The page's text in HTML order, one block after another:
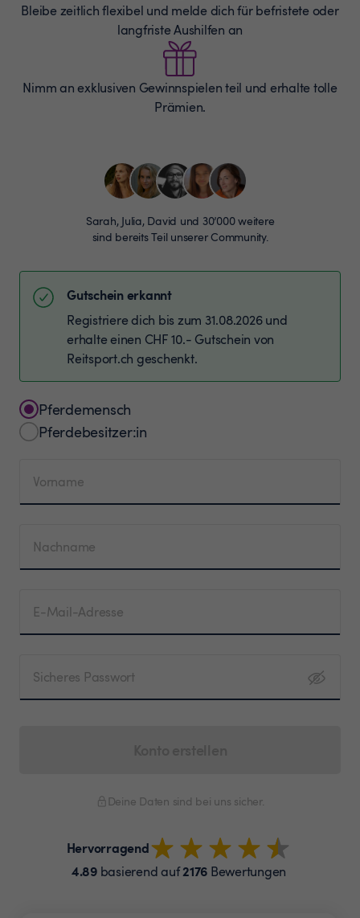
Bleibe zeitlich flexibel und melde dich für befristete oder
langfriste Aushilfen an
Nimm an exklusiven Gewinnspielen teil und erhalte tolle
Prämien.
Sarah, Julia, David und 30’000 weitere
sind bereits Teil unserer Community.
Gutschein erkannt
Registriere dich bis zum 31.08.2026 und
erhalte einen CHF 10.- Gutschein von
Reitsport.ch geschenkt.
Pferdemensch
Pferdebesitzer:in
Vorname
Nachname
E-Mail-Adresse
Sicheres Passwort
Deine Daten sind bei uns sicher.
Hervorragend
4.89basierend auf2176 Bewertungen